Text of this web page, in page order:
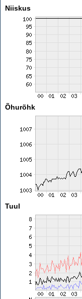
Niiskus
Õhurõhk
Tuul